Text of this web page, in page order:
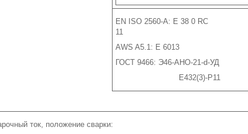
EN ISO 2560-A: E 38 0 RC
11
AWS A5.1: E 6013
ГОСТ 9466: Э46-АНО-21-d-УД
Е432(3)-Р11
ток, положение сварки: